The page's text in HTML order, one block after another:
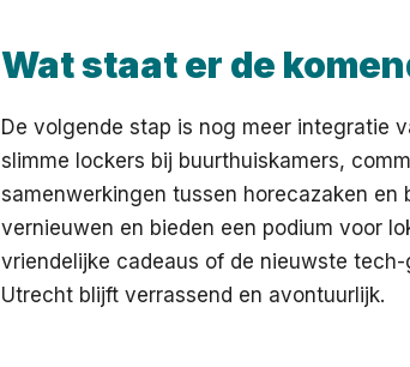
Wat staat er de
De volgende stap is nog meer integratie
slimme lockers bij buurthuiskamers,
samenwerkingen tussen horecazaken en
vernieuwen en bieden een podium voor
vriendelijke cadeaus of de nieuwste
Utrecht blijft verrassend en avontuurlijk.